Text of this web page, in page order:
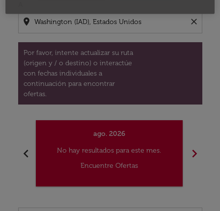
location_on close
Por favor, intente actualizar su ruta
(origen y / o destino) o interactúe
con fechas individuales a
continuación para encontrar
ofertas.
chevron_left
ago. 2026
No hay resultados para este mes.
Encuentre Ofertas
chevron_right